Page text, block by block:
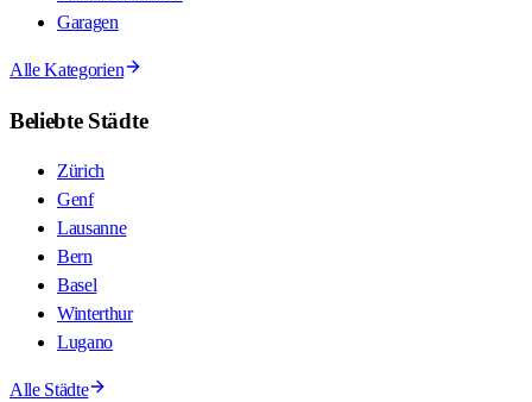
Garagen
Alle Kategorien
Beliebte Städte
Zürich
Genf
Lausanne
Bern
Basel
Winterthur
Lugano
Alle Städte